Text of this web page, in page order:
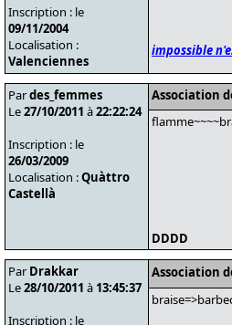
Inscription : le
09/11/2004
Localisation :
Valenciennes
impossible
Pardes_femmes
Le27/10/2011 à22:22:24
Inscription : le
26/03/2009
Localisation :Quàttro
Castellà
Association
DDDD
Par Drakkar
Le28/10/2011 à 13:45:37
Inscription : le
Association